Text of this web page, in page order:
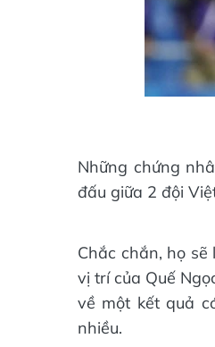
Những chứng
đấu giữa 2 đội
Chắc chắn, họ
vị trí của Quế
về một kết quả
nhiều.